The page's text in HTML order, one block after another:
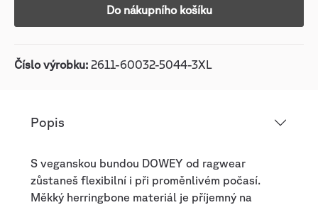
Do nákupního košíku
Číslo výrobku: 2611-60032-5044-3XL
Popis
S veganskou bundou DOWEY od ragwear
zůstaneš flexibilní i při proměnlivém počasí.
Měkký herringbone materiál je příjemný na